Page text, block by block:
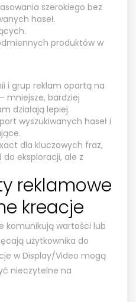
szerokiego bez
haseł.
produktów w
i grup reklam opartą na
bardziej
działają lepiej.
wyszukiwanych haseł i
dla kluczowych fraz,
eksploracji, ale z
reklamowe
kreacje
komunikują wartości lub
użytkownika do
w Display/Video mogą
nieczytelne na